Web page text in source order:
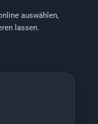
auswählen,
lassen.